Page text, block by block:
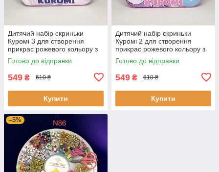
Дитячий набір скриньки
Куромі 3 для створення
прикрас рожевого кольору з
подарунковою коробкою та
набором
Готово до відправки
549 ₴ 610 ₴
Купити
Дитячий набір скриньки
Куромі 2 для створення
прикрас рожевого кольору з
подарунковою коробкою та
набором
Готово до відправки
549 ₴ 610 ₴
Купити
–5%